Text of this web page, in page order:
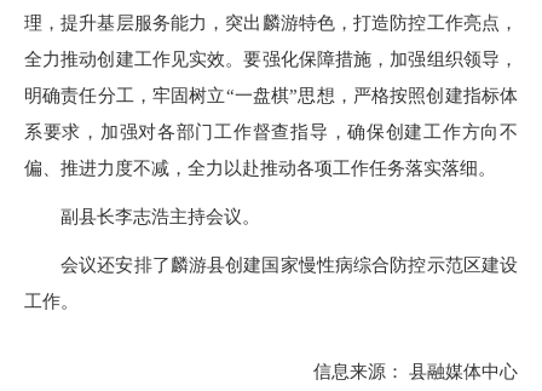
理，提升基层服务能力，突出麟游特色，打造防控工作亮点，
全力推动创建工作见实效。要强化保障措施，加强组织领导，
明确责任分工，牢固树立“一盘棋”思想，严格按照创建指标体
系要求，加强对各部门工作督查指导，确保创建工作方向不
偏、推进力度不减，全力以赴推动各项工作任务落实落细。
副县长李志浩主持会议。
会议还安排了麟游县创建国家慢性病综合防控示范区建设
工作。
信息来源： 县融媒体中心